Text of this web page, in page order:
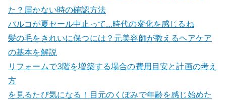
た？届かない時の確認方法
パルコが夏セール中止って…時代の変化を感じるね
髪の毛をきれいに保つには？元美容師が教えるヘアケア
の基本を解説
リフォームで3階を増築する場合の費用目安と計画の考え
方
を見るたび気になる！目元のくぼみで年齢を感じ始めた